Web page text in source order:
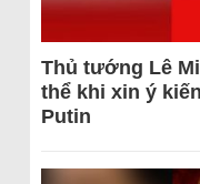
Thủ tướng Lê
thể khi xin ý
Putin